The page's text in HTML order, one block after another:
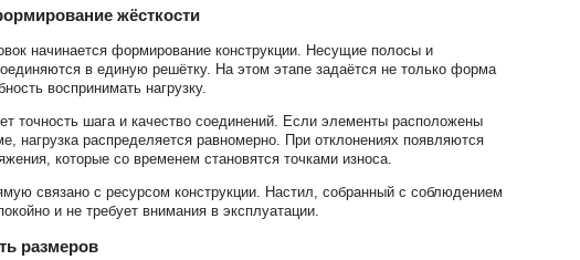
жёсткости
начинается формирование конструкции. Несущие полосы и
в единую решётку. На этом этапе задаётся не только форма
воспринимать нагрузку.
точность шага и качество соединений. Если элементы расположены
нагрузка распределяется равномерно. При отклонениях появляются
которые со временем становятся точками износа.
связано с ресурсом конструкции. Настил, собранный с соблюдением
и не требует внимания в эксплуатации.
размеров